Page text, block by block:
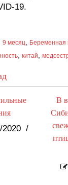
19.
9 месяц, Беременная
, китай,
2020 /
В